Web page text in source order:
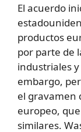
El acuerdo
productos
por parte de
industriales y
embargo,
el gravamen
europeo,
similares.